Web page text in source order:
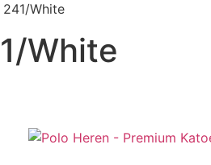
White
White